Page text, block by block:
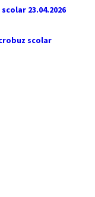
23.04.2026
scolar